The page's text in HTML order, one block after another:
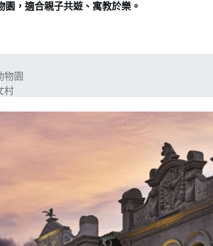
，適合親子共遊、寓教於樂。
物園
村